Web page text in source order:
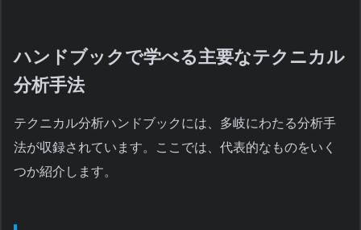
ハンドブックで学べる主要なテクニカル
分析手法
テクニカル分析ハンドブックには、多岐にわたる分析手
法が収録されています。ここでは、代表的なものをいく
つか紹介します。